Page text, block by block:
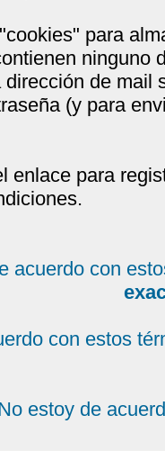
para
ninguno
de mail
(y para
enlace para
acuerdo con
con estos
estoy de